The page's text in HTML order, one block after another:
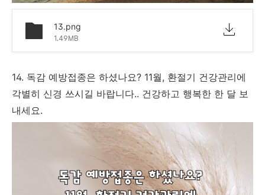
13.png
1.49MB
14. 독감 예방접종은 하셨나요? 11월, 환절기 건강관리에
각별히 신경 쓰시길 바랍니다.. 건강하고 행복한 한 달 보
내세요.